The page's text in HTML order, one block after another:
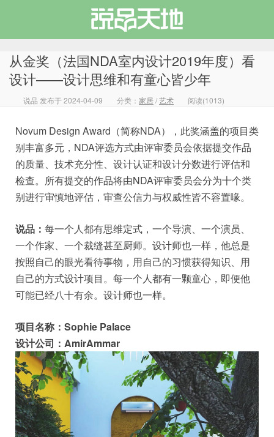
从金奖（法国NDA室内设计2019年度）看
设计——设计思维和有童心皆少年
说品 发布于 2024-04-09 分类： 家居/艺术 阅读(1013)
Novum Design Award（简称NDA），此奖涵盖的项目类
别丰富多元，NDA评选方式由评审委员会依据提交作品
的质量、技术充分性、设计认证和设计分数进行评估和
检查。所有提交的作品将由NDA评审委员会分为十个类
别进行审慎地评估，审查公信力与权威性皆不容置喙。
说品： 每一个人都有思维定式，一个导演、一个演员、
一个作家、一个裁缝甚至厨师。设计师也一样，他总是
按照自己的眼光看待事物，用自己的习惯获得知识、用
自己的方式设计项目。每一个人都有一颗童心，即便他
可能已经八十有余。设计师也一样。
项目名称：Sophie Palace
设计公司：AmirAmmar